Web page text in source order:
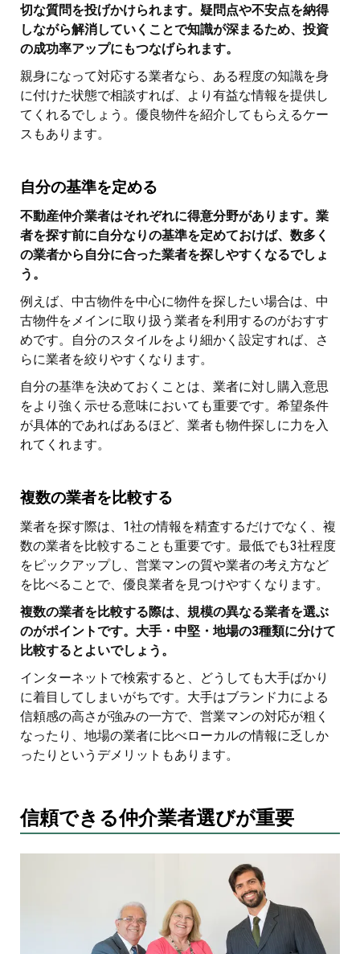
切な質問を投げかけられます。疑問点や不安点を納得
しながら解消していくことで知識が深まるため、投資
の成功率アップにもつなげられます。
親身になって対応する業者なら、ある程度の知識を身
に付けた状態で相談すれば、より有益な情報を提供し
てくれるでしょう。優良物件を紹介してもらえるケー
スもあります。
自分の基準を定める
不動産仲介業者はそれぞれに得意分野があります。業
者を探す前に自分なりの基準を定めておけば、数多く
の業者から自分に合った業者を探しやすくなるでしょ
う。
例えば、中古物件を中心に物件を探したい場合は、中
古物件をメインに取り扱う業者を利用するのがおすす
めです。自分のスタイルをより細かく設定すれば、さ
らに業者を絞りやすくなります。
自分の基準を決めておくことは、業者に対し購入意思
をより強く示せる意味においても重要です。希望条件
が具体的であればあるほど、業者も物件探しに力を入
れてくれます。
複数の業者を比較する
業者を探す際は、1社の情報を精査するだけでなく、複
数の業者を比較することも重要です。最低でも3社程度
をピックアップし、営業マンの質や業者の考え方など
を比べることで、優良業者を見つけやすくなります。
複数の業者を比較する際は、規模の異なる業者を選ぶ
のがポイントです。大手・中堅・地場の3種類に分けて
比較するとよいでしょう。
インターネットで検索すると、どうしても大手ばかり
に着目してしまいがちです。大手はブランド力による
信頼感の高さが強みの一方で、営業マンの対応が粗く
なったり、地場の業者に比べローカルの情報に乏しか
ったりというデメリットもあります。
信頼できる仲介業者選びが重要